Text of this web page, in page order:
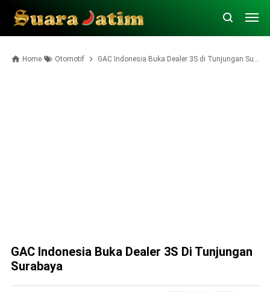
Home Otomotif GAC Indonesia Buka Dealer 3S di Tunjungan Surabaya
GAC Indonesia Buka Dealer 3S Di Tunjungan
Surabaya